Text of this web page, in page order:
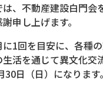
、不動産建設白門
申し上げます。
1回を目安に、各種
活を通じて異文化交
日（日）になります